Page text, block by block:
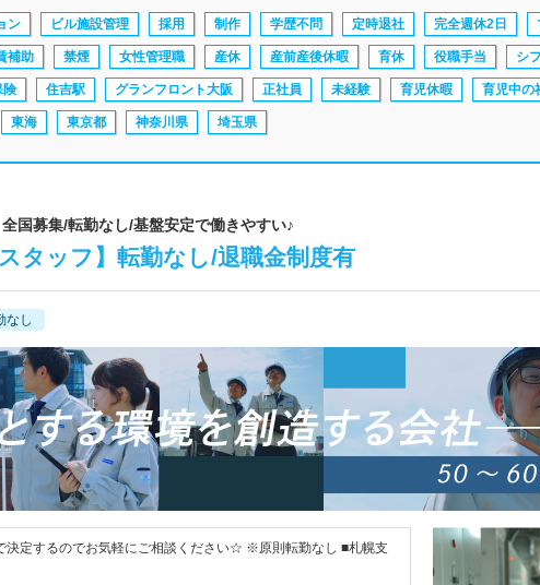
ン ビル施設管理 採用 制作 学歴不問 定時退社 完全週休2日
補助 禁煙 女性管理職 産休 産前産後休暇 育休 役職手当 シ
険 住吉駅 グランフロント大阪 正社員 未経験 育児休暇 育児中の
東海 東京都 神奈川県 埼玉県
国募集/転勤なし/基盤安定で働きやすい♪
タッフ】転勤なし/退職金制度有
なし
決定するのでお気軽にご相談ください☆ ※原則転勤なし ■札幌支